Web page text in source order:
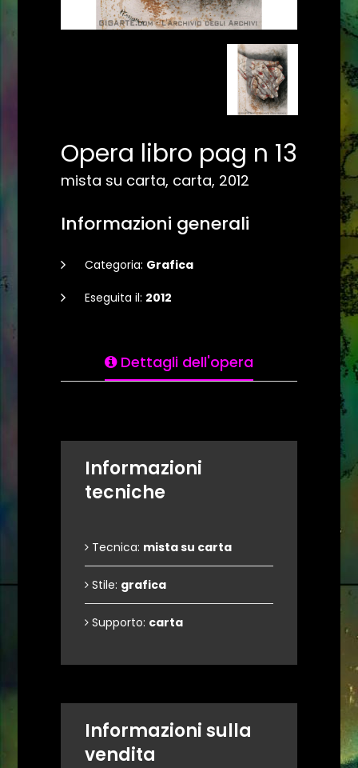
Opera libro pag n 13
mista su carta, carta, 2012
Informazioni generali
Categoria: Grafica
Eseguita il: 2012
Dettagli dell'opera
Informazioni
tecniche
Tecnica: mista su carta
Stile: grafica
Supporto: carta
Informazioni sulla
vendita